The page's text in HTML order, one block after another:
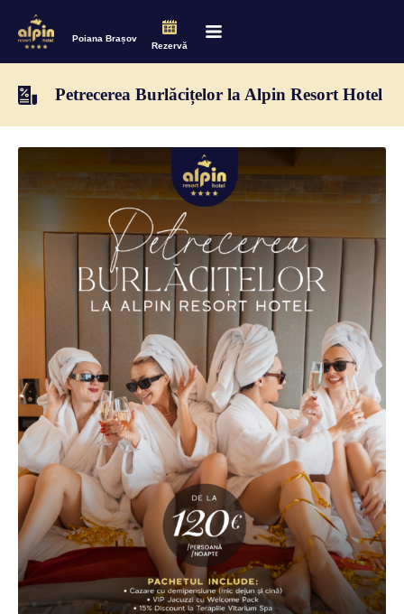
Poiana Brașov
Rezervă
Petrecerea Burlăcițelor la Alpin Resort Hotel